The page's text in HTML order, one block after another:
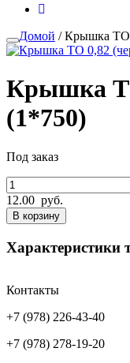
Домой / Крышка ТО
Крышка
(1*750)
Под заказ
12.00 руб.
В корзину
Характеристики
Контакты
+7 (978) 226-43-40
+7 (978) 278-19-20